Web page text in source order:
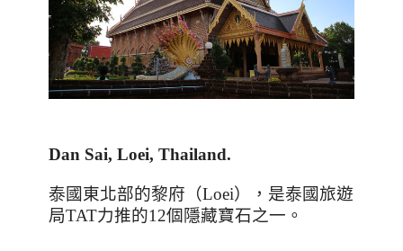
Dan Sai, Loei, Thailand.
泰國東北部的黎府（Loei），是泰國旅遊
局TAT力推的12個隱藏寶石之一。